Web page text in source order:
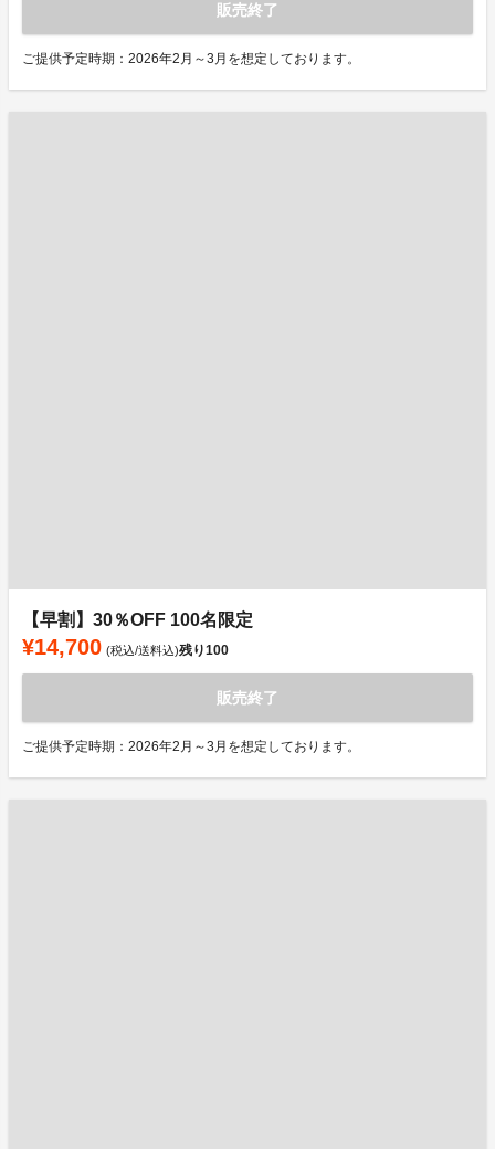
販売終了
ご提供予定時期：2026年2月～3月を想定しております。
【早割】30％OFF 100名限定
¥14,700 (税込/送料込)残り100
販売終了
ご提供予定時期：2026年2月～3月を想定しております。